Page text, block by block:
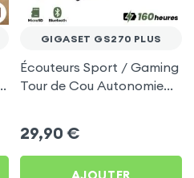
GIGASET GS270 PLUS
Écouteurs Sport / Gaming
Tour de Cou Autonomie
29,90 €